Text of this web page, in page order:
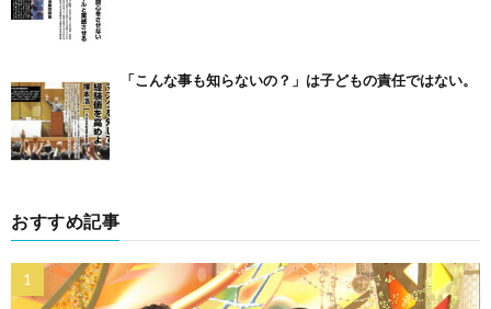
「こんな事も知らないの？」は子どもの責任ではない。
おすすめ記事